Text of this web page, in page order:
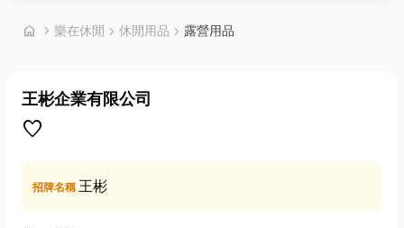
home chevron_right 首頁
樂在休閒 chevron_right 休閒用品 chevron_right 露營用品
王彬企業有限公司
favorite
招牌名稱王彬